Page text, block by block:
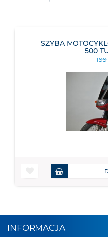
SZYBA
500
INFORMACJA